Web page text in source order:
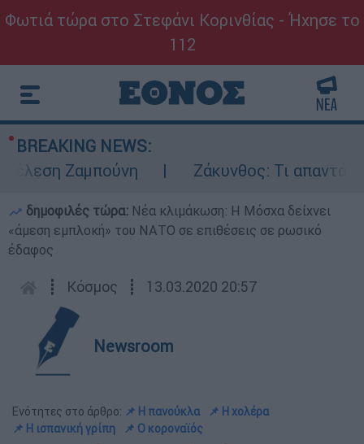
Φωτιά τώρα στο Στεφάνι Κορινθίας - Ήχησε το
112
BREAKING NEWS:
Ζαμπούνη
Ζάκυνθος: Τι απαντά η
δημοφιλές τώρα: Νέα κλιμάκωση: Η Μόσχα δείχνει
«άμεση εμπλοκή» του ΝΑΤΟ σε επιθέσεις σε ρωσικό
έδαφος
┋ Κόσμος ┋ 13.03.2020 20:57
Newsroom
Ενότητες στο άρθρο: 📌 Η πανούκλα
📌 Η χολέρα
📌 Η ισπανική γρίπη
📌 Ο κοροναϊός